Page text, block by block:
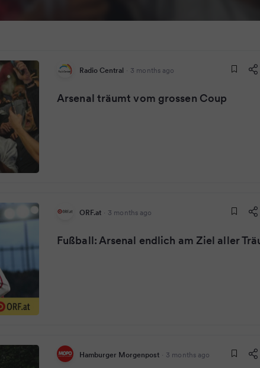
Radio Central · 3 months ago
Arsenal träumt vom grossen Coup
ORF.at · 3 months ago
Fußball: Arsenal endlich am Ziel aller
Hamburger Morgenpost · 3 months ago